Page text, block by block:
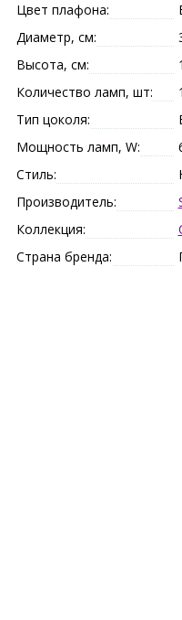
Цвет плафона:
Диаметр, см:
Высота, см:
Количество ламп, шт:
1
Тип цоколя:
Мощность ламп, W:
Стиль:
Производитель:
Коллекция:
Страна бренда: